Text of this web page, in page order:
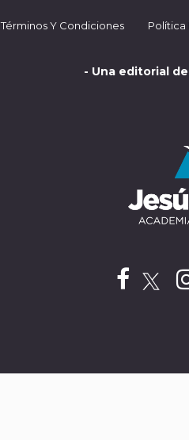
Términos Y Condiciones Política
- Una editorial